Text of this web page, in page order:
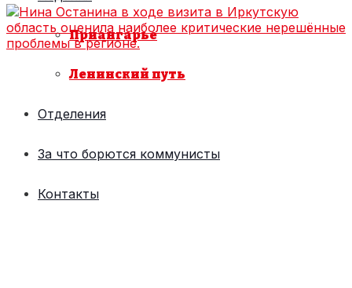
Приангарье
Ленинский путь
Отделения
За что борются коммунисты
Контакты